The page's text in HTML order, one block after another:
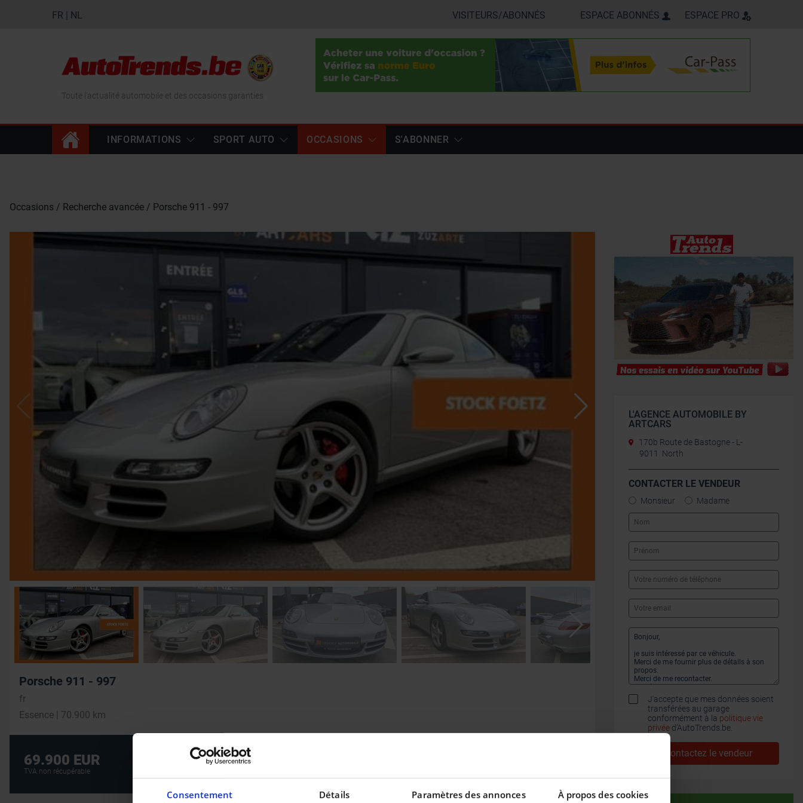
Consentement Détails Paramètres des annonces À propos des cookies
FR | NL VISITEURS/ABONNÉS ESPACE ABONNÉS ESPACE PRO
Toute l'actualité automobile et des occasions garanties
INFORMATIONS SPORT AUTO OCCASIONS S'ABONNER
Occasions Recherche avancée Porsche 911 - 997
Porsche 911 - 997
fr
Essence | 70.900 km
69.900 EUR
TVA non récupérable
Crédit auto au meilleur taux !
L'AGENCE AUTOMOBILE BY
ARTCARS
170b Route de Bastogne - L-
9011 North
CONTACTER LE VENDEUR
Monsieur Madame
J'accepte que mes données soient
transférées au garage
conformément à la politique vie
privée d’AutoTrends.be.
Contactez le vendeur